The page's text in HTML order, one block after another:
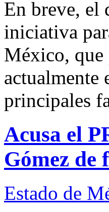
En breve, el
iniciativa
México, que
actualmente
principales
Acusa el
Gómez de
Estado de